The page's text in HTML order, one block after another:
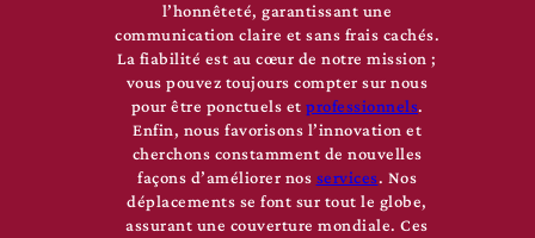
l’honnêteté, garantissant une
communication claire et sans frais cachés.
La fiabilité est au cœur de notre mission ;
vous pouvez toujours compter sur nous
pour être ponctuels et professionnels.
Enfin, nous favorisons l’innovation et
cherchons constamment de nouvelles
façons d’améliorer nos services. Nos
déplacements se font sur tout le globe,
assurant une couverture mondiale. Ces